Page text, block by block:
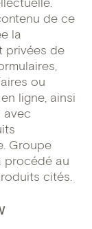
de ce
la
privées de
ou
ligne, ainsi
avec
Groupe
procédé au
cités.